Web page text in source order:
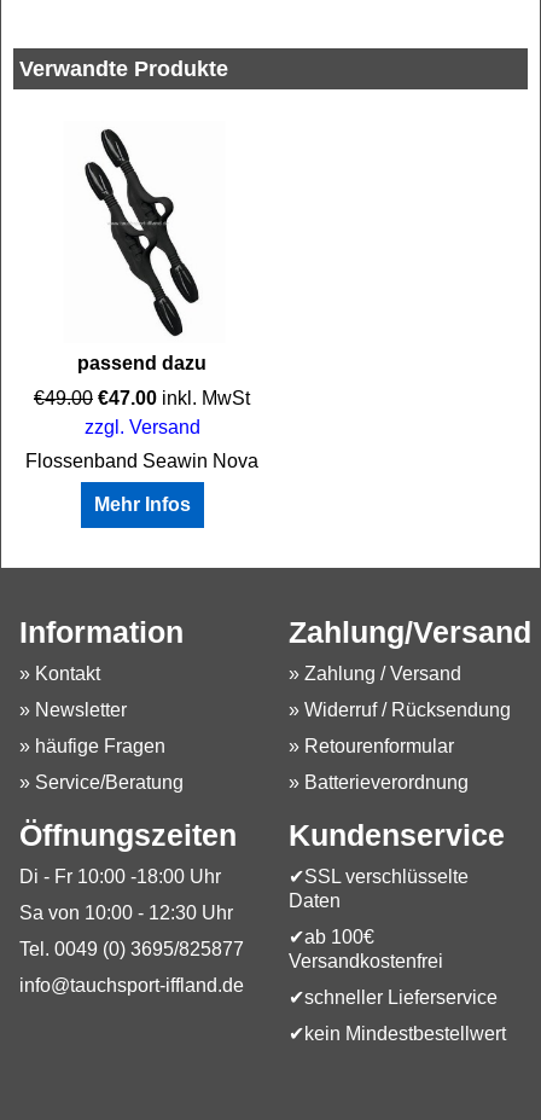
Verwandte Produkte
passend dazu
€49.00 €47.00 inkl. MwSt
zzgl. Versand
Flossenband Seawin Nova
Mehr Infos
Information
» Kontakt
» Newsletter
» häufige Fragen
» Service/Beratung
Zahlung/Versand
» Zahlung / Versand
» Widerruf / Rücksendung
» Retourenformular
» Batterieverordnung
Öffnungszeiten
Di - Fr 10:00 -18:00 Uhr
Sa von 10:00 - 12:30 Uhr
Tel. 0049 (0) 3695/825877
info@tauchsport-iffland.de
Kundenservice
✔SSL verschlüsselte
Daten
✔ab 100€
Versandkostenfrei
✔schneller Lieferservice
✔kein Mindestbestellwert